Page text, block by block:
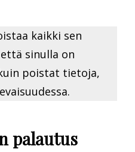
kaikki sen
sinulla on
poistat tietoja,
palautus